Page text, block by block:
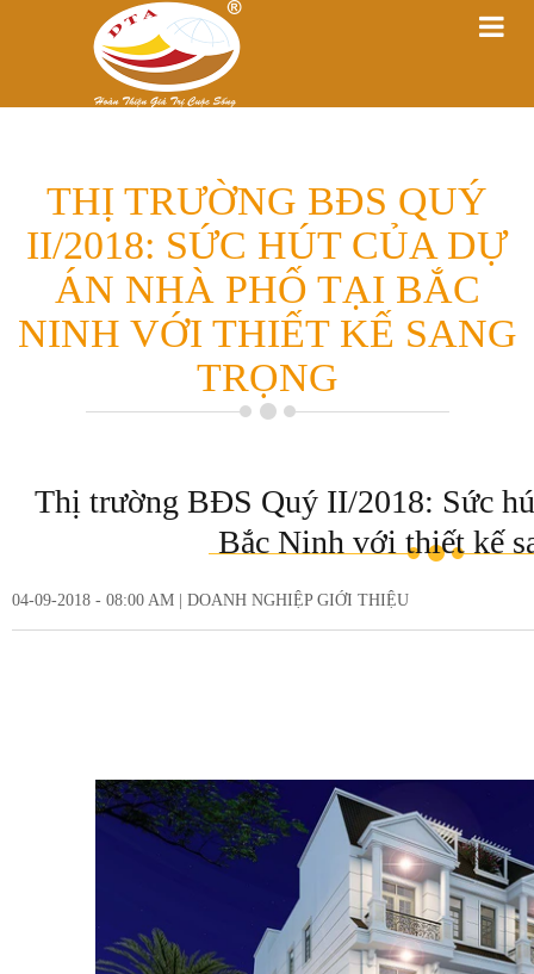
THỊ TRƯỜNG BĐS QUÝ
II/2018: SỨC HÚT CỦA DỰ
ÁN NHÀ PHỐ TẠI BẮC
NINH VỚI THIẾT KẾ SANG
TRỌNG
Thị trường BĐS Quý II/2018: Sức
Bắc Ninh với thiết kế
04-09-2018 - 08:00 AM DOANH NGHIỆP GIỚI THIỆU